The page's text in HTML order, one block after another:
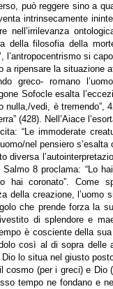
può reggere sino a
intrinsecamente
nell’irrilevanza
della filosofia della
l’antropocentrismo si
a ripensare la situazione
greco- romano
Sofocle esalta
nulla,/vedi, è tremendo”,
(428). Nell’Aiace
“Le immoderate
nel pensiero s’esalta
diversa
Salmo 8 proclama: “Lo
hai coronato”. Come
della creazione, l’uomo
che prende forza la
di splendore e
è cosciente della
così al di sopra delle
lo situa nel giusto
cosmo (per i greci) e Dio
tempo ne fondano e